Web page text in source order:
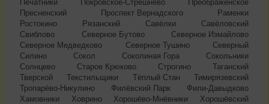
Печатники
Покровское-Стрешнево
Преображенское
Пресненский
Проспект Вернадского
Раменки
Ростокино
Рязанский Савёлки
Савёловский
Свиблово
Северное Бутово
Северное Измайлово
Северное Медведково
Северное Тушино
Северный
Силино
Сокол Соколиная Гора
Сокольники
Солнцево
Старое Крюково Строгино
Таганский
Тверской
Текстильщики Тёплый Стан
Тимирязевский
Тропарёво-Никулино
Филёвский Парк
Фили-Давыдково
Хамовники
Ховрино Хорошёво-Мнёвники
Хорошёвский